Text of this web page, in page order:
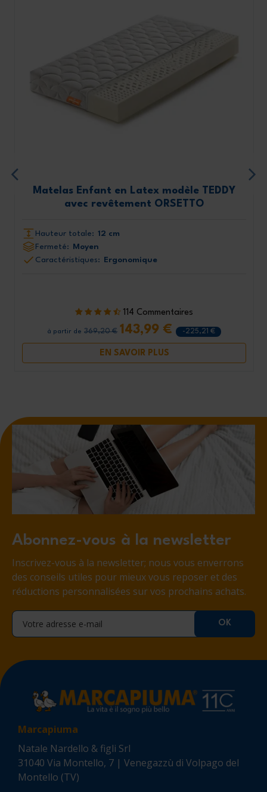
Matelas Enfant en Latex modèle TEDDY
avec revêtement ORSETTO
Hauteur totale: 12 cm
Fermeté:
Moyen
Caractéristiques:
Ergonomique
114 Commentaires
à partir de 369,20 € 143,99 € -225,21 €
EN SAVOIR PLUS
Abonnez-vous à la newsletter
Inscrivez-vous à la newsletter; nous vous enverrons
des conseils utiles pour mieux vous reposer et des
réductions personnalisées sur vos prochains achats.
Marcapiuma
Natale Nardello & figli Srl
31040 Via Montello, 7 | Venegazzù di Volpago del
Montello (TV)